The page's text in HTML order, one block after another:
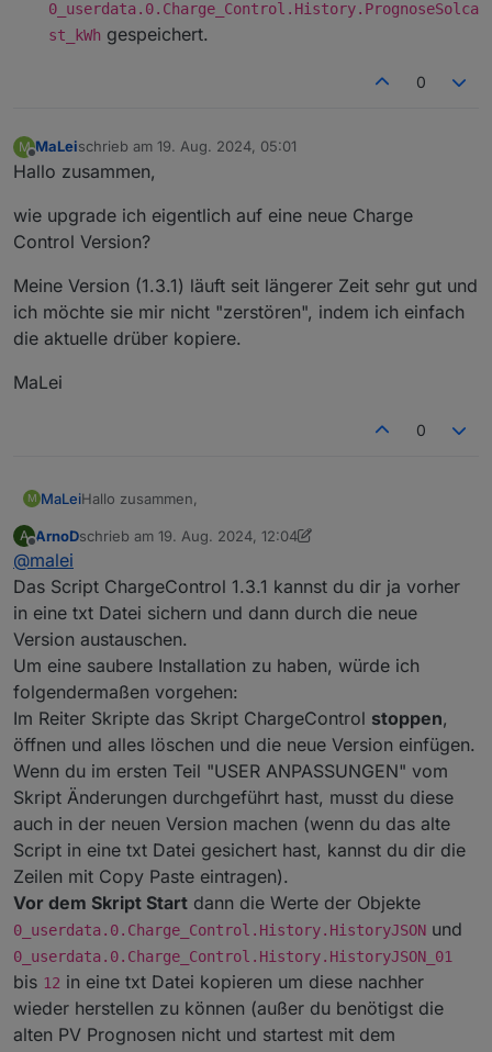
0_userdata.0.Charge_Control.History.PrognoseSolca
st_kWh gespeichert.
0
M
Offline
MaLeischrieb am 19. Aug. 2024, 05:01
zuletzt editiert von
Hallo zusammen,
wie upgrade ich eigentlich auf eine neue Charge
Control Version?
Meine Version (1.3.1) läuft seit längerer Zeit sehr gut und
ich möchte sie mir nicht "zerstören", indem ich einfach
die aktuelle drüber kopiere.
MaLei
0
M MaLeiHallo zusammen,
wie upgrade ich eigentlich auf eine neue Charge
Meine Version (1.3.1) läuft seit längerer Zeit sehr gut und
ich möchte sie mir nicht "zerstören", indem ich einfach
die aktuelle drüber kopiere.
MaLei
A
Offline
ArnoDschrieb am 19. Aug. 2024, 12:04
zuletzt editiert von ArnoD
@malei
Das Script ChargeControl 1.3.1 kannst du dir ja vorher
in eine txt Datei sichern und dann durch die neue
Version austauschen.
Um eine saubere Installation zu haben, würde ich
folgendermaßen vorgehen:
Im Reiter Skripte das Skript ChargeControl stoppen,
öffnen und alles löschen und die neue Version einfügen.
Wenn du im ersten Teil "USER ANPASSUNGEN" vom
Skript Änderungen durchgeführt hast, musst du diese
auch in der neuen Version machen (wenn du das alte
Script in eine txt Datei gesichert hast, kannst du dir die
Zeilen mit Copy Paste eintragen).
Vor dem Skript Start dann die Werte der Objekte
0_userdata.0.Charge_Control.History.HistoryJSON und
0_userdata.0.Charge_Control.History.HistoryJSON_01
bis 12 in eine txt Datei kopieren um diese nachher
wieder herstellen zu können (außer du benötigst die
alten PV Prognosen nicht und startest mit dem